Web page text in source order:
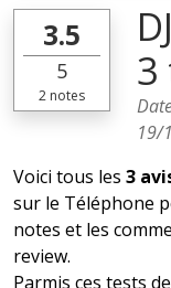
3.5
5
2 notes
3
19/
Voici tous les 3
sur le Téléphone
notes et les
review.
Parmis ces tests